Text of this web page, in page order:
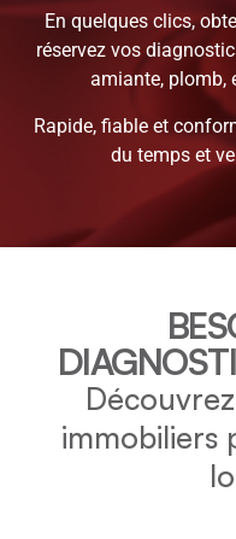
En quelques clics,
réservez vos
amiante, plomb,
Rapide, fiable et
du temps et
immobiliers